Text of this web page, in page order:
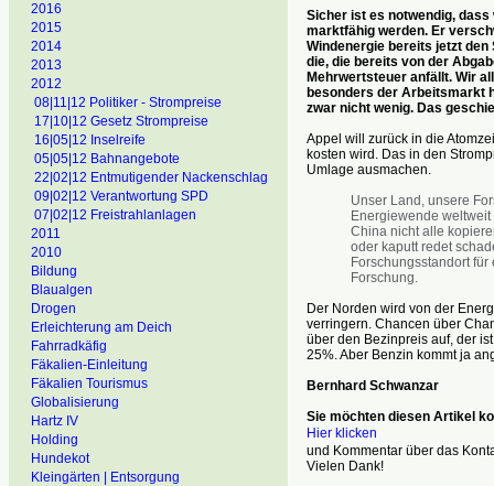
2016
2015
2014
2013
2012
08|11|12 Politiker - Strompreise
17|10|12 Gesetz Strompreise
16|05|12 Inselreife
05|05|12 Bahnangebote
22|02|12 Entmutigender Nackenschlag
09|02|12 Verantwortung SPD
07|02|12 Freistrahlanlagen
2011
2010
Bildung
Blaualgen
Drogen
Erleichterung am Deich
Fahrradkäfig
Fäkalien-Einleitung
Fäkalien Tourismus
Globalisierung
Hartz IV
Holding
Hundekot
Kleingärten | Entsorgung
Sicher ist es notwendig,
marktfähig werden. Er
Windenergie bereits jetzt
die, die bereits von der
Mehrwertsteuer anfällt. Wir
besonders der Arbeitsmarkt
zwar nicht wenig. Das
Appel will zurück in die
kosten wird. Das in den
Umlage ausmachen.
Unser Land, unsere
Energiewende
China nicht alle
oder kaputt redet
Forschungsstandort
Forschung.
Der Norden wird von der
verringern. Chancen über
über den Bezinpreis auf, der
25%. Aber Benzin kommt ja
Bernhard Schwanzar
Sie möchten diesen Artikel
Hier klicken
und Kommentar über das
Vielen Dank!